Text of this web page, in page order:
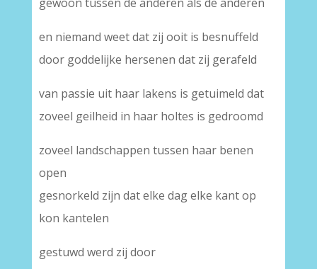
en niemand weet dat zij ooit is besnuffeld
door goddelijke hersenen dat zij gerafeld
van passie uit haar lakens is getuimeld dat
zoveel geilheid in haar holtes is gedroomd
zoveel landschappen tussen haar benen
open
gesnorkeld zijn dat elke dag elke kant op
kon kantelen
gestuwd werd zij door